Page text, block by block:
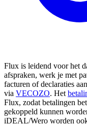
Flux is leidend voor het
afspraken, werk je met
facturen of declaraties
via VECOZO. Het
Flux, zodat betalingen
gekoppeld kunnen
iDEAL/Wero worden